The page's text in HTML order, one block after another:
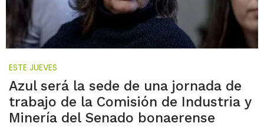
ESTE JUEVES
Azul será la sede de una jornada de
trabajo de la Comisión de Industria y
Minería del Senado bonaerense